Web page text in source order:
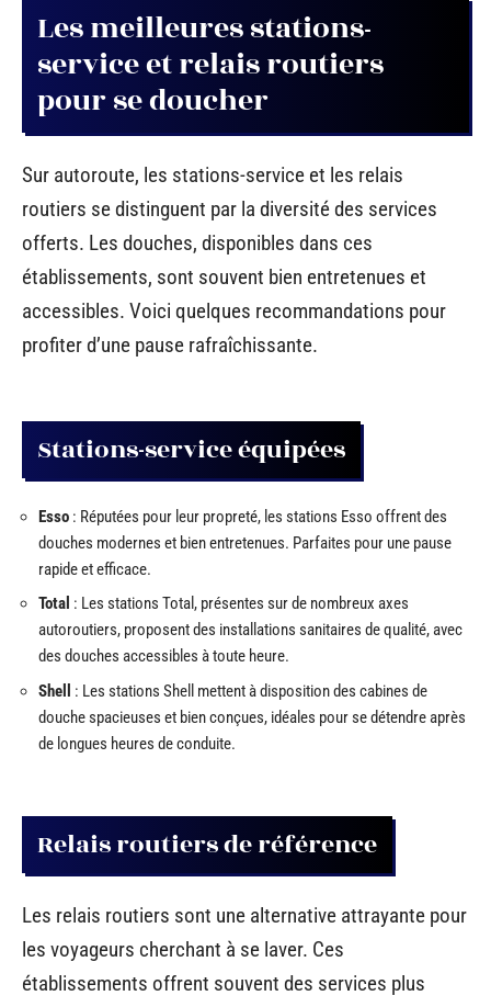
Les meilleures stations-
service et relais routiers
pour se doucher
Sur autoroute, les stations-service et les relais
routiers se distinguent par la diversité des services
offerts. Les douches, disponibles dans ces
établissements, sont souvent bien entretenues et
accessibles. Voici quelques recommandations pour
profiter d’une pause rafraîchissante.
Stations-service équipées
Esso : Réputées pour leur propreté, les stations Esso offrent des
douches modernes et bien entretenues. Parfaites pour une pause
rapide et efficace.
Total : Les stations Total, présentes sur de nombreux axes
autoroutiers, proposent des installations sanitaires de qualité, avec
des douches accessibles à toute heure.
Shell
: Les stations Shell mettent à disposition des cabines de
douche spacieuses et bien conçues, idéales pour se détendre après
de longues heures de conduite.
Relais routiers de référence
Les relais routiers sont une alternative attrayante pour
les voyageurs cherchant à se laver. Ces
établissements offrent souvent des services plus